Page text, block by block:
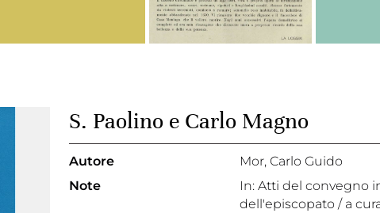
S. Paolino e Carlo Magno
Autore
Mor, Carlo Guido
Note
In: Atti del convegno
dell'episcopato / a